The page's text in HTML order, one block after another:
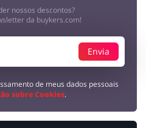
nossos descontos?
da buykers.com!
Envia
de meus dados pessoais
sobre Cookies.